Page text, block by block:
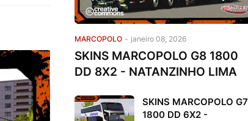
MARCOPOLO - janeiro 08, 2026
SKINS MARCOPOLO G8 1800
DD 8X2 - NATANZINHO LIMA
SKINS MARCOPOLO G7
1800 DD 6X2 -